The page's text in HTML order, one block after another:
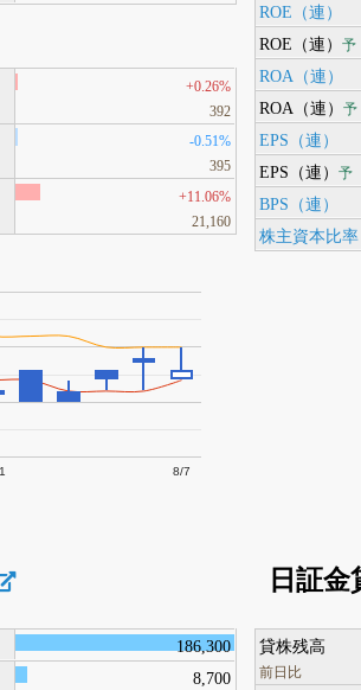
+0.26%
392
-0.51%
395
+11.06%
21,160
8/7
ROE（連）
ROE（連）予
ROA（連）
ROA（連）予
EPS（連）
EPS（連）予
BPS（連）
株主資本比率
186,300
8,700
日証金
貸株残高
前日比